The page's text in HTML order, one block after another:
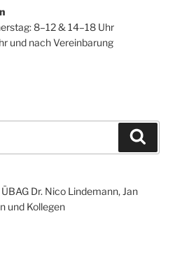
8–12 & 14–18 Uhr
und nach Vereinbarung
Dr. Nico Lindemann, Jan
und Kollegen